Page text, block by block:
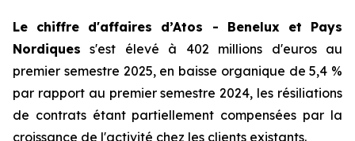
Le chiffre d'affaires d’Atos - Benelux et Pays
Nordiques s'est élevé à 402 millions d'euros au
premier semestre 2025, en baisse organique de 5,4 %
par rapport au premier semestre 2024, les résiliations
de contrats étant partiellement compensées par la
croissance de l'activité chez les clients existants.